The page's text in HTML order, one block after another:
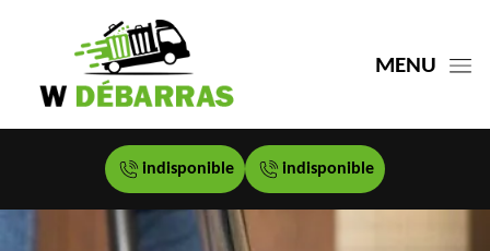
MENU
indisponible indisponible